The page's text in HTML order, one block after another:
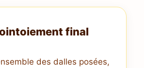
final
des dalles posées,